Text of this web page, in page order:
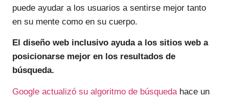
puede ayudar a los usuarios a sentirse mejor tanto
en su mente como en su cuerpo.
El diseño web inclusivo ayuda a los sitios web a
posicionarse mejor en los resultados de
búsqueda.
Google actualizó su algoritmo de búsquedahace un